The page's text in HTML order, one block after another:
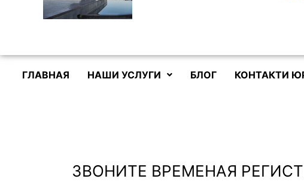
ГЛАВНАЯ НАШИ УСЛУГИ БЛОГ КОНТАКТИ
ЗВОНИТЕ ВРЕМЕНАЯ